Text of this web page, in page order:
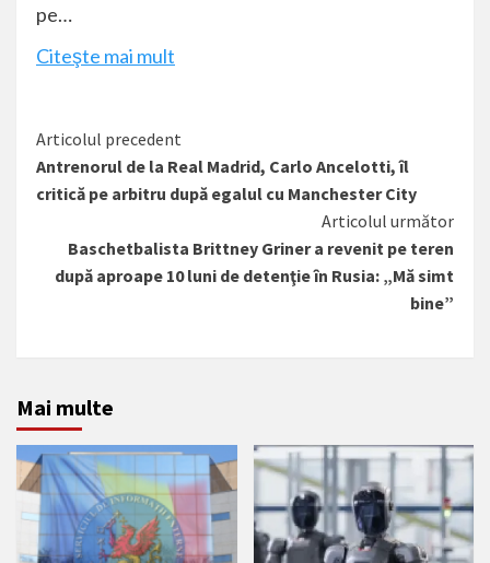
pe…
Citeşte mai mult
Citește
mai
mult
Articolul precedent
Antrenorul de la Real Madrid, Carlo Ancelotti, îl
critică pe arbitru după egalul cu Manchester City
Articolul următor
Baschetbalista Brittney Griner a revenit pe teren
după aproape 10 luni de detenţie în Rusia: „Mă simt
bine”
Mai multe